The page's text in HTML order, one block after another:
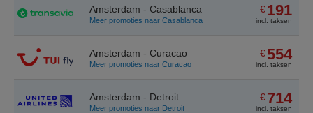
Amsterdam - Casablanca
Meer promoties naar Casablanca
€191
incl. taksen
Amsterdam - Curacao
Meer promoties naar Curacao
€554
incl. taksen
Amsterdam - Detroit
Meer promoties naar Detroit
€714
incl. taksen